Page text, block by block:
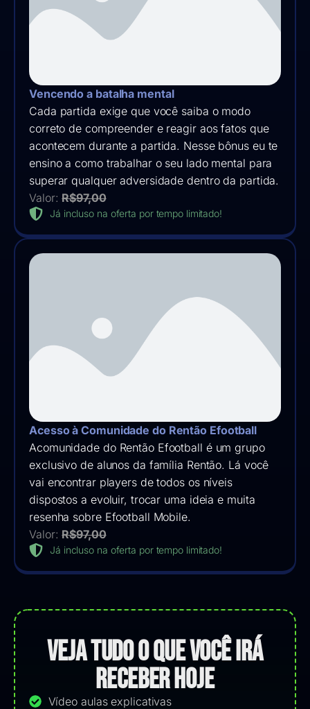
Vencendo a batalha mental
Cada partida exige que você saiba o modo
correto de compreender e reagir aos fatos que
acontecem durante a partida. Nesse bônus eu te
ensino a como trabalhar o seu lado mental para
superar qualquer adversidade dentro da partida.
Valor:R$97,00
Já incluso na oferta por tempo limitado!
Acesso à Comunidade do Rentão Efootball
Acomunidade do Rentão Efootball é um grupo
exclusivo de alunos da família Rentão. Lá você
vai encontrar players de todos os níveis
dispostos a evoluir, trocar uma ideia e muita
resenha sobre Efootball Mobile.
Valor:R$97,00
Já incluso na oferta por tempo limitado!
VEJA TUDO O QUE VOCÊ IRÁ
RECEBER HOJE
Vídeo aulas explicativas